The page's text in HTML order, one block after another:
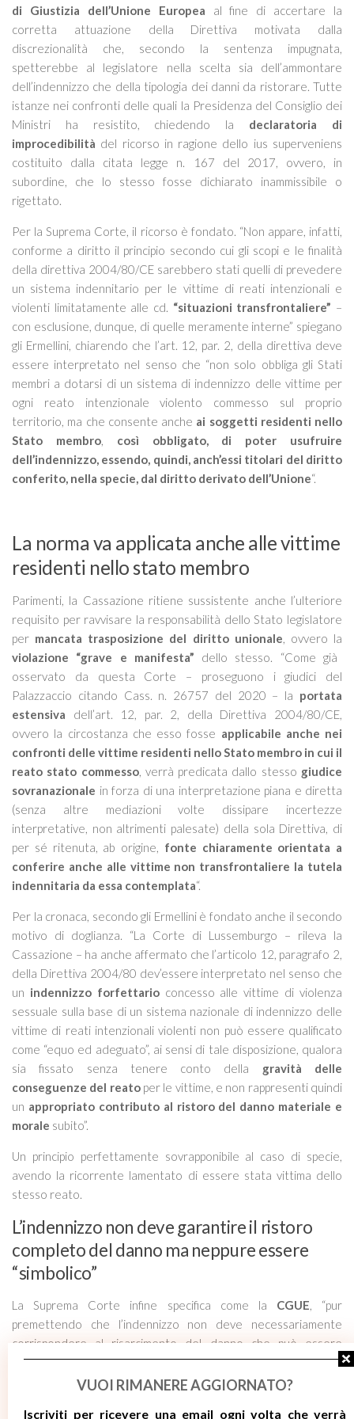
di Giustizia dell’Unione Europea al fine di accertare la
corretta attuazione della Direttiva motivata dalla
discrezionalità che, secondo la sentenza impugnata,
spetterebbe al legislatore nella scelta sia dell’ammontare
dell’indennizzo che della tipologia dei danni da ristorare. Tutte
istanze nei confronti delle quali la Presidenza del Consiglio dei
Ministri ha resistito, chiedendo la declaratoria di
improcedibilità del ricorso in ragione dello ius superveniens
costituito dalla citata legge n. 167 del 2017, ovvero, in
subordine, che lo stesso fosse dichiarato inammissibile o
rigettato.
Per la Suprema Corte, il ricorso è fondato. “Non appare, infatti,
conforme a diritto il principio secondo cui gli scopi e le finalità
della direttiva 2004/80/CE sarebbero stati quelli di prevedere
un sistema indennitario per le vittime di reati intenzionali e
violenti limitatamente alle cd. “situazioni transfrontaliere” –
con esclusione, dunque, di quelle meramente interne” spiegano
gli Ermellini, chiarendo che l’art. 12, par. 2, della direttiva deve
essere interpretato nel senso che “non solo obbliga gli Stati
membri a dotarsi di un sistema di indennizzo delle vittime per
ogni reato intenzionale violento commesso sul proprio
territorio, ma che consente anche ai soggetti residenti nello
Stato membro, così obbligato, di poter usufruire
dell’indennizzo, essendo, quindi, anch’essi titolari del diritto
conferito, nella specie, dal diritto derivato dell’Unione“.
La norma va applicata anche alle vittime
residenti nello stato membro
Parimenti, la Cassazione ritiene sussistente anche l’ulteriore
requisito per ravvisare la responsabilità dello Stato legislatore
per mancata trasposizione del diritto unionale, ovvero la
violazione “grave e manifesta” dello stesso. “Come già
osservato da questa Corte – proseguono i giudici del
Palazzaccio citando Cass. n. 26757 del 2020 – la portata
estensiva dell’art. 12, par. 2, della Direttiva 2004/80/CE,
ovvero la circostanza che esso fosse applicabile anche nei
confronti delle vittime residenti nello Stato membro in cui il
reato stato commesso, verrà predicata dallo stesso giudice
sovranazionale in forza di una interpretazione piana e diretta
(senza altre mediazioni volte dissipare incertezze
interpretative, non altrimenti palesate) della sola Direttiva, di
per sé ritenuta, ab origine, fonte chiaramente orientata a
conferire anche alle vittime non transfrontaliere la tutela
indennitaria da essa contemplata“.
Per la cronaca, secondo gli Ermellini è fondato anche il secondo
motivo di doglianza. “La Corte di Lussemburgo – rileva la
Cassazione – ha anche affermato che l’articolo 12, paragrafo 2,
della Direttiva 2004/80 dev’essere interpretato nel senso che
un indennizzo forfettarioconcesso alle vittime di violenza
sessuale sulla base di un sistema nazionale di indennizzo delle
vittime di reati intenzionali violenti non può essere qualificato
come “equo ed adeguato”, ai sensi di tale disposizione, qualora
sia fissato senza tenere conto della gravità delle
conseguenze del reato per le vittime, e non rappresenti quindi
un appropriato contributo al ristoro del danno materiale e
morale subito”.
Un principio perfettamente sovrapponibile al caso di specie,
avendo la ricorrente lamentato di essere stata vittima dello
stesso reato.
L’indennizzo non deve garantire il ristoro
completo del danno ma neppure essere
“simbolico”
La Suprema Corte infine specifica come la CGUE, “pur
premettendo che l’indennizzo non deve necessariamente
corrispondere al risarcimento del danno che può essere
accordato, a carico dell’autore di un reato intenzionale
violento, alla vittima di tale reato, sicché esso non deve
VUOI RIMANERE AGGIORNATO?
Iscriviti per ricevere una email ogni volta che verrà